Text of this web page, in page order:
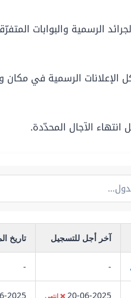
الرسمية والبوابات
الرسمية في مكان
الآجال المحدّدة.
آخر أجل للتسجيل تاريخ
-
-
20-06-2025 ❌ انتهى 2025